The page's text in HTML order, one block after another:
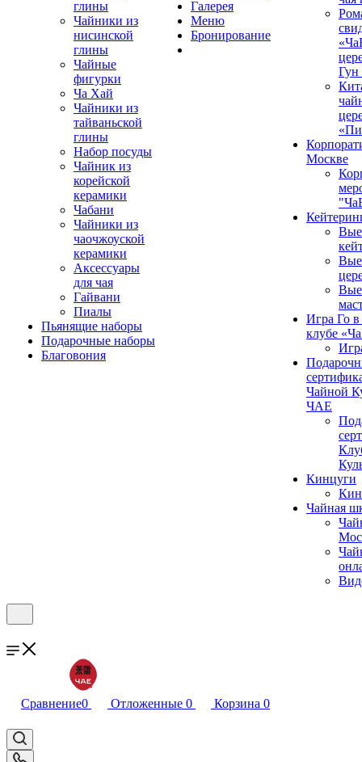
глины
Чайники из
нисинской
глины
Чайные
фигурки
Ча Хай
Чайники из
тайваньской
глины
Набор посуды
Чайник из
корейской
керамики
Чабани
Чайники из
чаочжоуской
керамики
Аксессуары
для чая
Гайвани
Пиалы
Пьянящие наборы
Подарочные наборы
Благовония
Галерея
Меню
Бронирование
Москве
Игра Го
клубе
Чайной
ЧАЕ
Кинцуги
Чайная
Сравнение0 Отложенные 0 Корзина 0